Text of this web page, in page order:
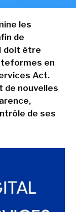
les
de
doit être
en
Act.
de nouvelles
de ses